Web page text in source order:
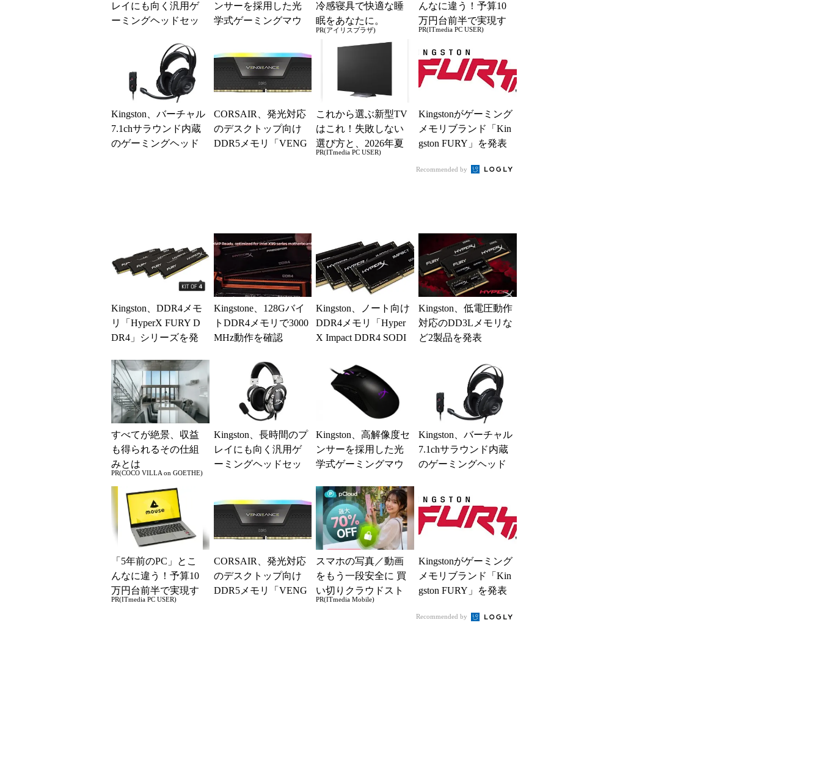
レイにも向く汎用ゲ
ーミングヘッドセッ
ンサーを採用した光
学式ゲーミングマウ
冷感寝具で快適な睡
眠をあなたに。
PR(アイリスプラザ)
んなに違う！予算10
万円台前半で実現す
る快適PCライフ
PR(ITmedia PC USER)
Kingston、バーチャル
7.1chサラウンド内蔵
のゲーミングヘッド
CORSAIR、発光対応
のデスクトップ向け
DDR5メモリ「VENG
これから選ぶ新型TV
はこれ！失敗しない
選び方と、2026年夏
の一押しモデル
PR(ITmedia PC USER)
Kingstonがゲーミング
メモリブランド「Kin
gston FURY」を発表
Recommended by
Kingston、DDR4メモ
リ「HyperX FURY D
DR4」シリーズを発
Kingstone、128Gバイ
トDDR4メモリで3000
MHz動作を確認
Kingston、ノート向け
DDR4メモリ「Hyper
X Impact DDR4 SODI
Kingston、低電圧動作
対応のDD3Lメモリな
ど2製品を発表
すべてが絶景、収益
も得られるその仕組
みとは
PR(COCO VILLA on GOETHE)
Kingston、長時間のプ
レイにも向く汎用ゲ
ーミングヘッドセッ
Kingston、高解像度セ
ンサーを採用した光
学式ゲーミングマウ
Kingston、バーチャル
7.1chサラウンド内蔵
のゲーミングヘッド
「5年前のPC」とこ
んなに違う！予算10
万円台前半で実現す
る快適PCライフ
PR(ITmedia PC USER)
CORSAIR、発光対応
のデスクトップ向け
DDR5メモリ「VENG
スマホの写真／動画
をもう一段安全に 買
い切りクラウドスト
レージ
PR(ITmedia Mobile)
Kingstonがゲーミング
メモリブランド「Kin
gston FURY」を発表
Recommended by